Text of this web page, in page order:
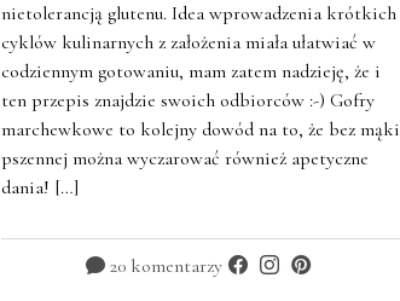
nietolerancją glutenu. Idea wprowadzenia krótkich
cyklów kulinarnych z założenia miała ułatwiać w
codziennym gotowaniu, mam zatem nadzieję, że i
ten przepis znajdzie swoich odbiorców :-) Gofry
marchewkowe to kolejny dowód na to, że bez mąki
pszennej można wyczarować również apetyczne
dania! […]
20 komentarzy